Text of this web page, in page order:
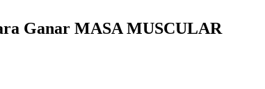
Ganar MASA MUSCULAR